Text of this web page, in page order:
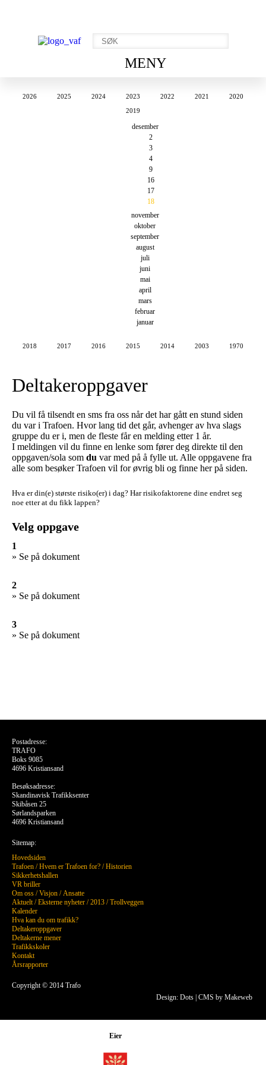
MENY
2026 2025 2024 2023 2022 2021
2020
2019
desember
2
3
4
9
16
17
18
november
oktober
september
august
juli
juni
mai
april
mars
februar
januar
2018 2017 2016 2015 2014 2003 1970
Deltakeroppgaver
Du vil få tilsendt en sms fra oss når det har gått en stund siden
du var i Trafoen. Hvor lang tid det går, avhenger av hva slags
gruppe du er i, men de fleste får en melding etter 1 år.
I meldingen vil du finne en lenke som fører deg direkte til den
oppgaven/sola som du var med på å fylle ut. Alle oppgavene fra
alle som besøker Trafoen vil for øvrig bli og finne her på siden.
Hva er din(e) største risiko(er) i dag? Har risikofaktorene dine endret seg
noe etter at du fikk lappen?
Velg oppgave
1
» Se på dokument
2
» Se på dokument
3
» Se på dokument
Design: Dots CMS by Makeweb
Postadresse:
TRAFO
Boks 9085
4696 Kristiansand
Besøksadresse:
Skandinavisk Trafikksenter
Skibåsen 25
Sørlandsparken
4696 Kristiansand
Sitemap:
Hovedsiden
Trafoen /Hvem er Trafoen for? /Historien
Sikkerhetshallen
VR briller
Om oss /Visjon /Ansatte
Aktuelt/Eksterne nyheter /2013 /Trollveggen
Kalender
Hva kan du om trafikk?
Deltakeroppgaver
Deltakerne mener
Trafikkskoler
Kontakt
Årsrapporter
Copyright © 2014 Trafo
Eier